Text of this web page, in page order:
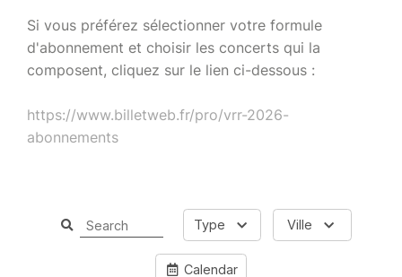
Si vous préférez sélectionner votre formule
d'abonnement et choisir les concerts qui la
composent, cliquez sur le lien ci-dessous :
https://www.billetweb.fr/pro/vrr-2026-
abonnements